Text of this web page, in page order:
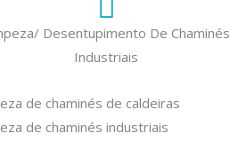
Desentupimento De Chaminés
Industriais
de chaminés de caldeiras
de chaminés industriais